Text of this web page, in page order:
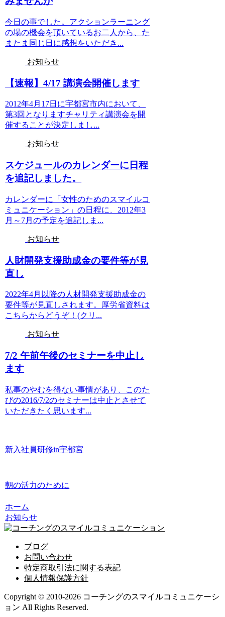
今日の事でした。アクションラーニング
の場の機会を頂いているお二人から、た
またま同じ日に感想をいただき...
お知らせ
【速報】4/17 講演会開催します
2012年4月17日に宇都宮市内において、
第3回となりますチャリティ講演会を開
催することが決定しまし...
お知らせ
スケジュールのカレンダーに日程
を追記しました。
カレンダーに「女性のためのスマイルコ
ミュニケーション」の日程に、2012年3
月～7月の予定を追記しま...
お知らせ
人財開発支援助成金の要件等が見
直し
2022年4月以降の人材開発支援助成金の
要件等が見直しされます。厚労省資料は
こちらからどうぞ！(クリ...
お知らせ
7/2 午前午後のセミナーを中止し
ます
私事のやむを得ない事情があり、このた
びの2016/7/2のセミナーは中止とさせて
いただきたく思います...
新入社員研修in宇都宮
朝の活力のために
ホーム
お知らせ
ブログ
お問い合わせ
特定商取引法に関する表記
個人情報保護方針
Copyright © 2010-2026 コーチングのスマイルコミュニケーシ
ョン All Rights Reserved.